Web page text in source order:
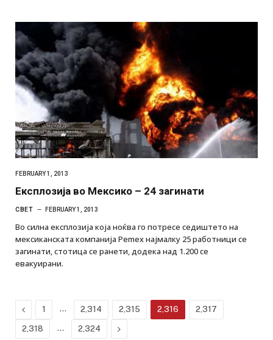
FEBRUARY 1, 2013
Eксплозија во Мексико – 24 загинати
СВЕТ FEBRUARY 1, 2013
Во силна експлозија која ноќва го потресе седиштето на
мексиканската компанија Pemex најмалку 25 работници се
загинати, стотица се ранети, додека над 1.200 се
евакуирани.
Previous
1 … 2,314 2,315 2,316 2,317
2,318 … 2,324 Next